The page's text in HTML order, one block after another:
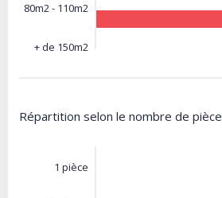
80m2 - 110m2
+ de 150m2
Répartition selon le nombre de pièce
1 pièce